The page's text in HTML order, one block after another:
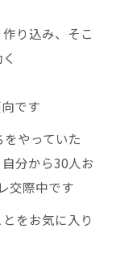
り込み、そこ
です
やっていた
分から30人お
交際中です
をお気に入り